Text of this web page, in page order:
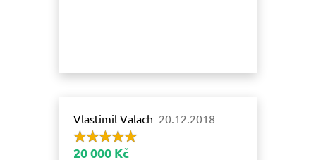
Vlastimil Valach 20.12.2018
20 000 Kč